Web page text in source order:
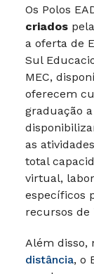
Os Polos
criados
a oferta de
Sul
MEC,
oferecem
graduação
as
total
virtual,
específicos
recursos
Além disso,
distância, o